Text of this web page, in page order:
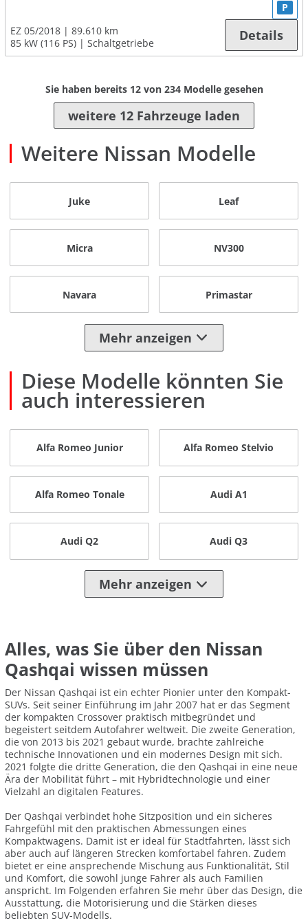
EZ 05/2018
89.610 km
85 kW (116 PS)
Schaltgetriebe
P
Details
Sie haben bereits 12von 234Modelle gesehen
weitere 12 Fahrzeuge laden
Weitere Nissan Modelle
Juke Leaf
Micra NV300
Navara Primastar
Mehr anzeigen
Diese Modelle könnten Sie
auch interessieren
Alfa Romeo Junior Alfa Romeo Stelvio
Alfa Romeo Tonale Audi A1
Audi Q2 Audi Q3
Mehr anzeigen
Alles, was Sie über den Nissan
Qashqai wissen müssen
Der Nissan Qashqai ist ein echter Pionier unter den Kompakt-
SUVs. Seit seiner Einführung im Jahr 2007 hat er das Segment
der kompakten Crossover praktisch mitbegründet und
begeistert seitdem Autofahrer weltweit. Die zweite Generation,
die von 2013 bis 2021 gebaut wurde, brachte zahlreiche
technische Innovationen und ein modernes Design mit sich.
2021 folgte die dritte Generation, die den Qashqai in eine neue
Ära der Mobilität führt – mit Hybridtechnologie und einer
Vielzahl an digitalen Features.
Der Qashqai verbindet hohe Sitzposition und ein sicheres
Fahrgefühl mit den praktischen Abmessungen eines
Kompaktwagens. Damit ist er ideal für Stadtfahrten, lässt sich
aber auch auf längeren Strecken komfortabel fahren. Zudem
bietet er eine ansprechende Mischung aus Funktionalität, Stil
und Komfort, die sowohl junge Fahrer als auch Familien
anspricht. Im Folgenden erfahren Sie mehr über das Design, die
Ausstattung, die Motorisierung und die Stärken dieses
beliebten SUV-Modells.